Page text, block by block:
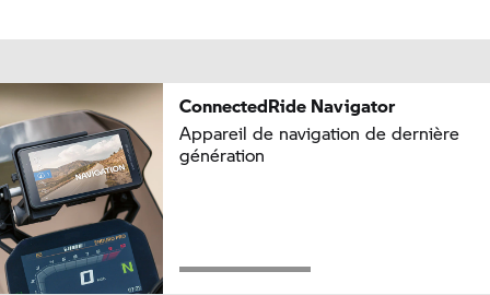
ConnectedRide Navigator
Appareil de navigation de dernière
génération